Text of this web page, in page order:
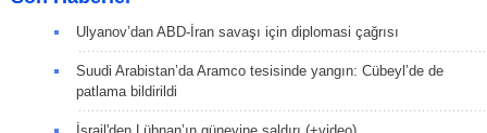
Ulyanov’dan ABD-İran savaşı için diplomasi çağrısı
Suudi Arabistan’da Aramco tesisinde yangın: Cübeyl’de de
patlama bildirildi